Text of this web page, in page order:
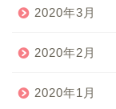
2020年3月
2020年2月
2020年1月